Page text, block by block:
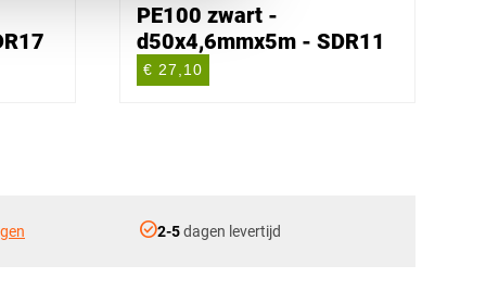
PE100 zwart -
d50x4,6mmx5m - SDR11
€ 27,10
check_circle2-5dagen levertijd